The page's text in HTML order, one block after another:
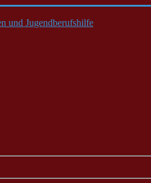
und Jugendberufshilfe